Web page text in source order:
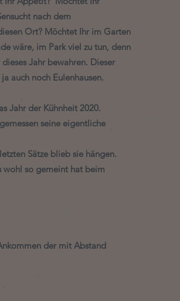
nach dem
Ort? Möchtet Ihr im Garten
wäre, im Park viel zu tun, denn
Jahr bewahren. Dieser
auch noch Eulenhausen.
Jahr der Kühnheit 2020.
seine eigentliche
Sätze blieb sie hängen.
so gemeint hat beim
der mit Abstand